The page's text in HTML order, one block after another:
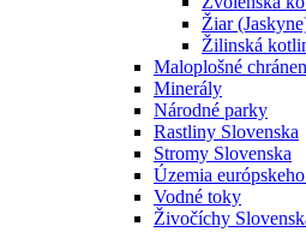
Žiar
Žilinská
Maloplošné
Minerály
Národné parky
Rastliny Slovenska
Stromy Slovenska
Územia
Vodné toky
Živočíchy